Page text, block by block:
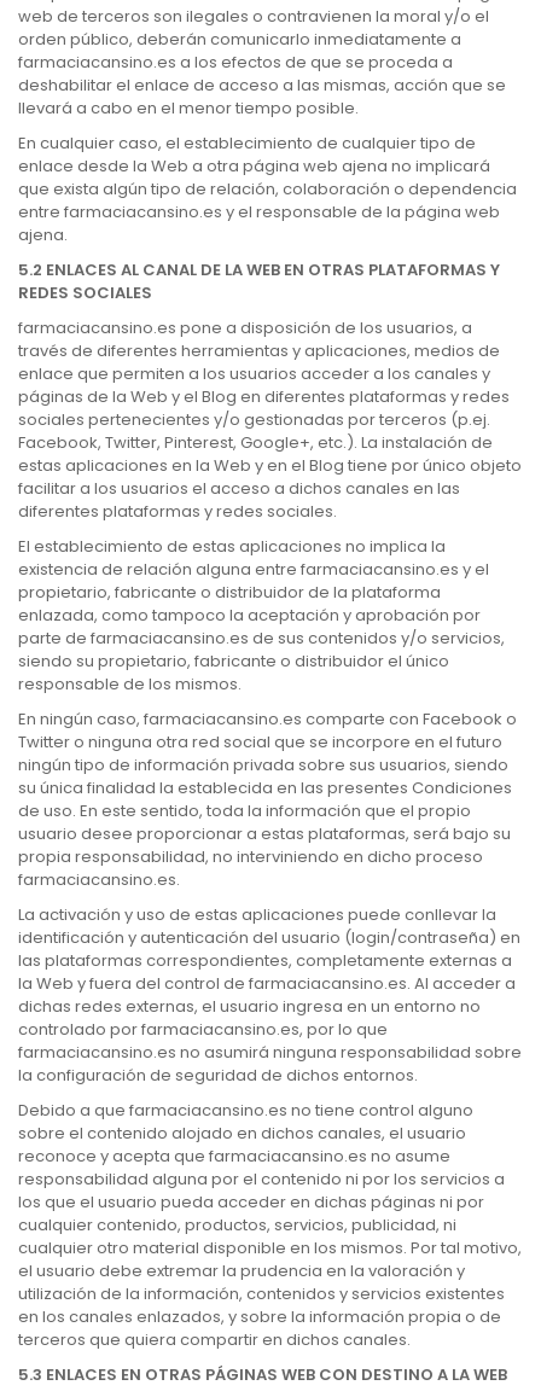
web de terceros son ilegales o contravienen la moral y/o el
orden público, deberán comunicarlo inmediatamente a
farmaciacansino.es a los efectos de que se proceda a
deshabilitar el enlace de acceso a las mismas, acción que se
llevará a cabo en el menor tiempo posible.
En cualquier caso, el establecimiento de cualquier tipo de
enlace desde la Web a otra página web ajena no implicará
que exista algún tipo de relación, colaboración o dependencia
entre farmaciacansino.es y el responsable de la página web
ajena.
5.2 ENLACES AL CANAL DE LA WEB EN OTRAS PLATAFORMAS Y
REDES SOCIALES
farmaciacansino.es pone a disposición de los usuarios, a
través de diferentes herramientas y aplicaciones, medios de
enlace que permiten a los usuarios acceder a los canales y
páginas de la Web y el Blog en diferentes plataformas y redes
sociales pertenecientes y/o gestionadas por terceros (p.ej.
Facebook, Twitter, Pinterest, Google+, etc.). La instalación de
estas aplicaciones en la Web y en el Blog tiene por único objeto
facilitar a los usuarios el acceso a dichos canales en las
diferentes plataformas y redes sociales.
El establecimiento de estas aplicaciones no implica la
existencia de relación alguna entre farmaciacansino.es y el
propietario, fabricante o distribuidor de la plataforma
enlazada, como tampoco la aceptación y aprobación por
parte de farmaciacansino.es de sus contenidos y/o servicios,
siendo su propietario, fabricante o distribuidor el único
responsable de los mismos.
En ningún caso, farmaciacansino.es comparte con Facebook o
Twitter o ninguna otra red social que se incorpore en el futuro
ningún tipo de información privada sobre sus usuarios, siendo
su única finalidad la establecida en las presentes Condiciones
de uso. En este sentido, toda la información que el propio
usuario desee proporcionar a estas plataformas, será bajo su
propia responsabilidad, no interviniendo en dicho proceso
farmaciacansino.es.
La activación y uso de estas aplicaciones puede conllevar la
identificación y autenticación del usuario (login/contraseña) en
las plataformas correspondientes, completamente externas a
la Web y fuera del control de farmaciacansino.es. Al acceder a
dichas redes externas, el usuario ingresa en un entorno no
controlado por farmaciacansino.es, por lo que
farmaciacansino.es no asumirá ninguna responsabilidad sobre
la configuración de seguridad de dichos entornos.
Debido a que farmaciacansino.es no tiene control alguno
sobre el contenido alojado en dichos canales, el usuario
reconoce y acepta que farmaciacansino.es no asume
responsabilidad alguna por el contenido ni por los servicios a
los que el usuario pueda acceder en dichas páginas ni por
cualquier contenido, productos, servicios, publicidad, ni
cualquier otro material disponible en los mismos. Por tal motivo,
el usuario debe extremar la prudencia en la valoración y
utilización de la información, contenidos y servicios existentes
en los canales enlazados, y sobre la información propia o de
terceros que quiera compartir en dichos canales.
5.3 ENLACES EN OTRAS PÁGINAS WEB CON DESTINO A LA WEB